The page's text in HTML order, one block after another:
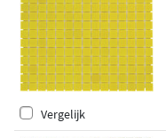
Vergelijk